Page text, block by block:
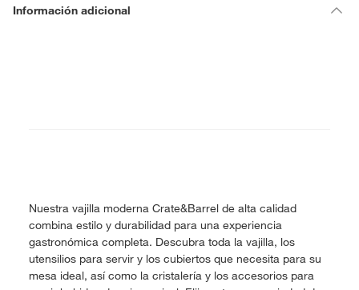
Información adicional
Nuestra vajilla moderna Crate&Barrel de alta calidad
combina estilo y durabilidad para una experiencia
gastronómica completa. Descubra toda la vajilla, los
utensilios para servir y los cubiertos que necesita para su
mesa ideal, así como la cristalería y los accesorios para